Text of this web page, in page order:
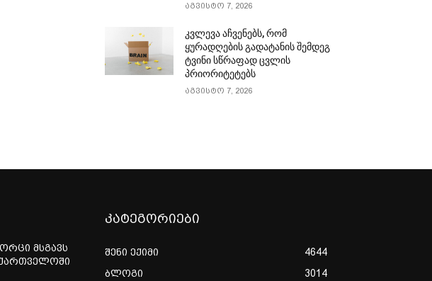
აგვისტო 7, 2026
კვლევა აჩვენებს, რომ
ყურადღების გადატანის შემდეგ
ტვინი სწრაფად ცვლის
პრიორიტეტებს
აგვისტო 7, 2026
მსგავს
კატეგორიები
შენი ექიმი
4644
ბლოგი
3014